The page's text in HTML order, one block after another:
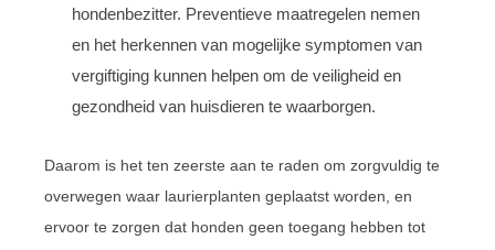
hondenbezitter. Preventieve maatregelen nemen
en het herkennen van mogelijke symptomen van
vergiftiging kunnen helpen om de veiligheid en
gezondheid van huisdieren te waarborgen.
Daarom is het ten zeerste aan te raden om zorgvuldig te
overwegen waar laurierplanten geplaatst worden, en
ervoor te zorgen dat honden geen toegang hebben tot